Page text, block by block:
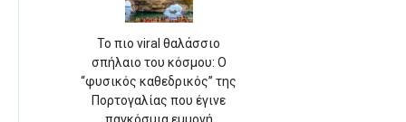
Το πιο viral θαλάσσιο
σπήλαιο του κόσμου: Ο
“φυσικός καθεδρικός” της
Πορτογαλίας που έγινε